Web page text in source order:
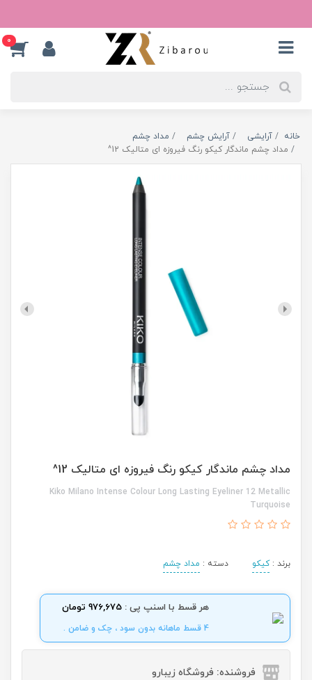
0
خانه آرایشی آرایش چشم
مداد چشم
مداد چشم ماندگار کیکو رنگ فیروزه ای متالیک 12^
مداد چشم ماندگار کیکو رنگ فیروزه ای متالیک 12^
Kiko Milano Intense Colour Long Lasting Eyeliner 12 Metallic
Turquoise
برند :کیکو دسته : مداد چشم
هر قسط با اسنپ پی : 976,675 تومان
4 قسط ماهانه بدون سود ، چک و ضامن .
فروشنده: فروشگاه زیبارو